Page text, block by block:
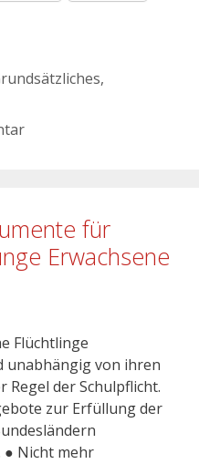
,
für
Erwachsene
Flüchtlinge
unabhängig von ihren
der Schulpflicht.
zur Erfüllung der
● Nicht mehr